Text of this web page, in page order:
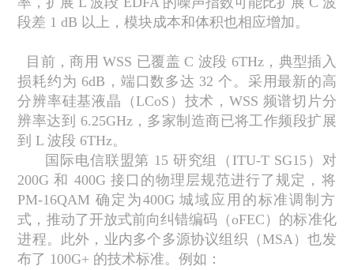
段差 1 dB 以上，模块成本和体积也相应增加。
目前，商用 WSS 已覆盖 C 波段 6THz，典型插入
损耗约为 6dB ，端口数多达 32个。采用最新的高
分辨率硅基液晶（LCoS ）技术， WSS 频谱切片分
辨率达到 6.25GHz，多家制造商已将工作频段扩展
到 L波段 6THz。
国际电信联盟第 15 研究组（ ITU-T SG15）对
200G和 400G 接口的物理层规范进行了规定，将
PM-16QAM确定为400G城域应用的标准调制方
式，推动了开放式前向纠错编码（oFEC ）的标准化
进程。此外，业内多个多源协议组织（MSA）也发
布了 100G+ 的技术标准。例如：